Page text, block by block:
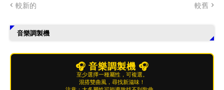
較新的 較舊
音樂調製機
🎧 音樂調製機 🎧
至少選擇一種屬性，可複選。
混搭雙曲風，尋找新滋味！